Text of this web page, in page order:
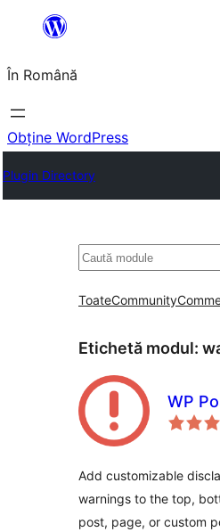
conținut
În Română
Obține WordPress
Plugin Directory
Caută
ToateCommunity
Etichetă modul:
WP
Add customizable
warnings to the top,
post, page, or custom